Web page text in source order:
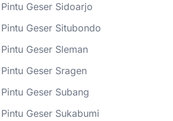
Geser Sidoarjo
Geser Situbondo
Geser Sleman
Geser Sragen
Geser Subang
Geser Sukabumi